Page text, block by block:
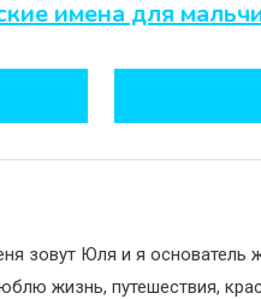
имена для
зовут Юля и я основатель
жизнь, путешествия,